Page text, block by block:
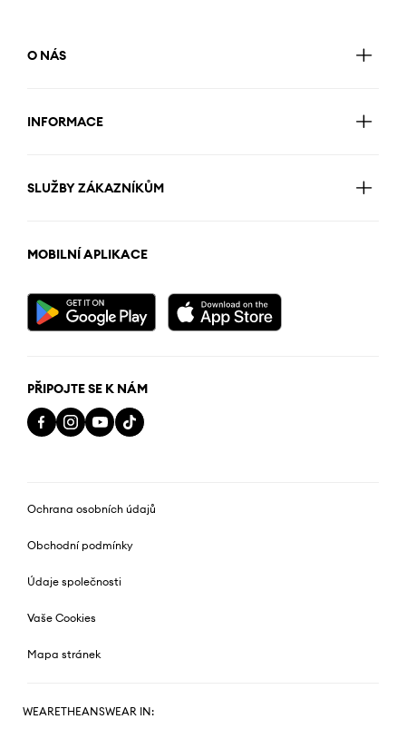
O NÁS
INFORMACE
SLUŽBY ZÁKAZNÍKŮM
MOBILNÍ APLIKACE
PŘIPOJTE SE K NÁM
Ochrana osobních údajů
Obchodní podmínky
Údaje společnosti
Vaše Cookies
Mapa stránek
WEARETHEANSWEAR IN: